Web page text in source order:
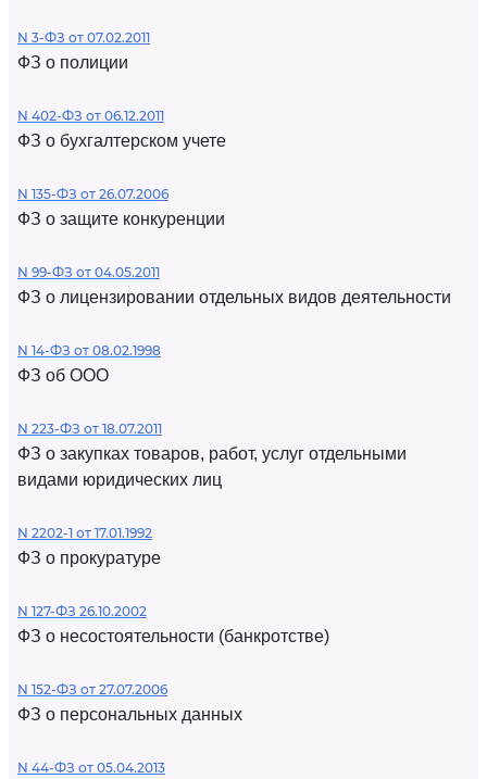
N 3-ФЗ от 07.02.2011
ФЗ о полиции
N 402-ФЗ от 06.12.2011
ФЗ о бухгалтерском учете
N 135-ФЗ от 26.07.2006
ФЗ о защите конкуренции
N 99-ФЗ от 04.05.2011
ФЗ о лицензировании отдельных видов деятельности
N 14-ФЗ от 08.02.1998
ФЗ об ООО
N 223-ФЗ от 18.07.2011
ФЗ о закупках товаров, работ, услуг отдельными
видами юридических лиц
N 2202-1 от 17.01.1992
ФЗ о прокуратуре
N 127-ФЗ 26.10.2002
ФЗ о несостоятельности (банкротстве)
N 152-ФЗ от 27.07.2006
ФЗ о персональных данных
N 44-ФЗ от 05.04.2013